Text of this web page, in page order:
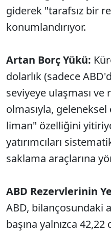
giderek "tarafsız bir
konumlandırıyor.
Artan Borç Yükü:
dolarlık (sadece
seviyeye ulaşması
olmasıyla,
liman" özelliğini
yatırımcıları
saklama araçlarına
ABD Rezervlerinin
ABD, bilançosundaki
başına yalnızca